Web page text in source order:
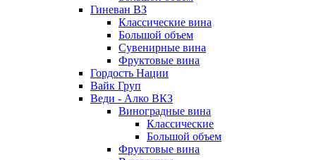
Гиневан ВЗ
Классические вина
Большой объем
Сувенирные вина
Фруктовые вина
Гордость Нации
Вайк Груп
Веди - Алко ВКЗ
Виноградные вина
Классические
Большой объем
Фруктовые вина